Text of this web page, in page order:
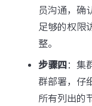
员沟通，确
足够的权限
整。
步骤四 ：集
群部署，仔
所有列出的